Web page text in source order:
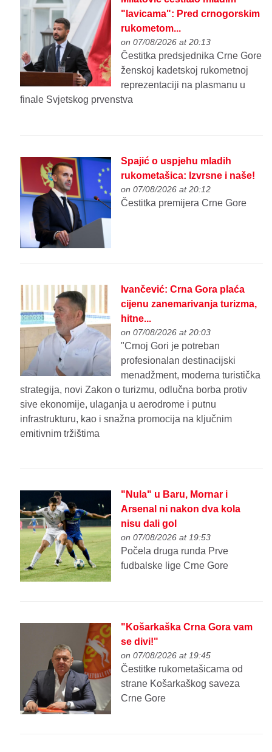
"lavicama": Pred crnogorskim
rukometom...
on 07/08/2026 at 20:13
Čestitka predsjednika Crne Gore
ženskoj kadetskoj rukometnoj
reprezentaciji na plasmanu u
finale Svjetskog prvenstva
Spajić o uspjehu mladih
rukometašica: Izvrsne i naše!
on 07/08/2026 at 20:12
Čestitka premijera Crne Gore
Ivančević: Crna Gora plaća
cijenu zanemarivanja turizma,
hitne...
on 07/08/2026 at 20:03
"Crnoj Gori je potreban
profesionalan destinacijski
menadžment, moderna turistička
strategija, novi Zakon o turizmu, odlučna borba protiv
sive ekonomije, ulaganja u aerodrome i putnu
infrastrukturu, kao i snažna promocija na ključnim
emitivnim tržištima
"Nula" u Baru, Mornar i
Arsenal ni nakon dva kola
nisu dali gol
on 07/08/2026 at 19:53
Počela druga runda Prve
fudbalske lige Crne Gore
"Košarkaška Crna Gora vam
se divi!"
on 07/08/2026 at 19:45
Čestitke rukometašicama od
strane Košarkaškog saveza
Crne Gore